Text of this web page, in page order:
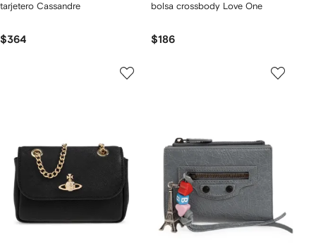
tarjetero Cassandre
$364
bolsa crossbody Love One
$186